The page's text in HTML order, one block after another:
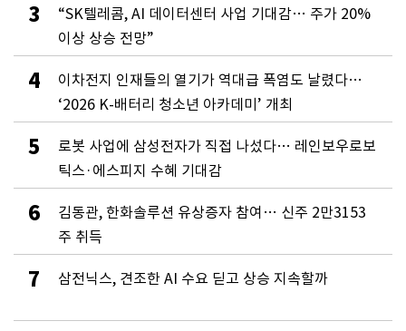
3
“SK텔레콤, AI 데이터센터 사업 기대감… 주가 20%
이상 상승 전망”
4
이차전지 인재들의 열기가 역대급 폭염도 날렸다…
‘2026 K-배터리 청소년 아카데미’ 개최
5
로봇 사업에 삼성전자가 직접 나섰다… 레인보우로보
틱스·에스피지 수혜 기대감
6
김동관, 한화솔루션 유상증자 참여… 신주 2만3153
주 취득
7 삼전닉스, 견조한 AI 수요 딛고 상승 지속할까